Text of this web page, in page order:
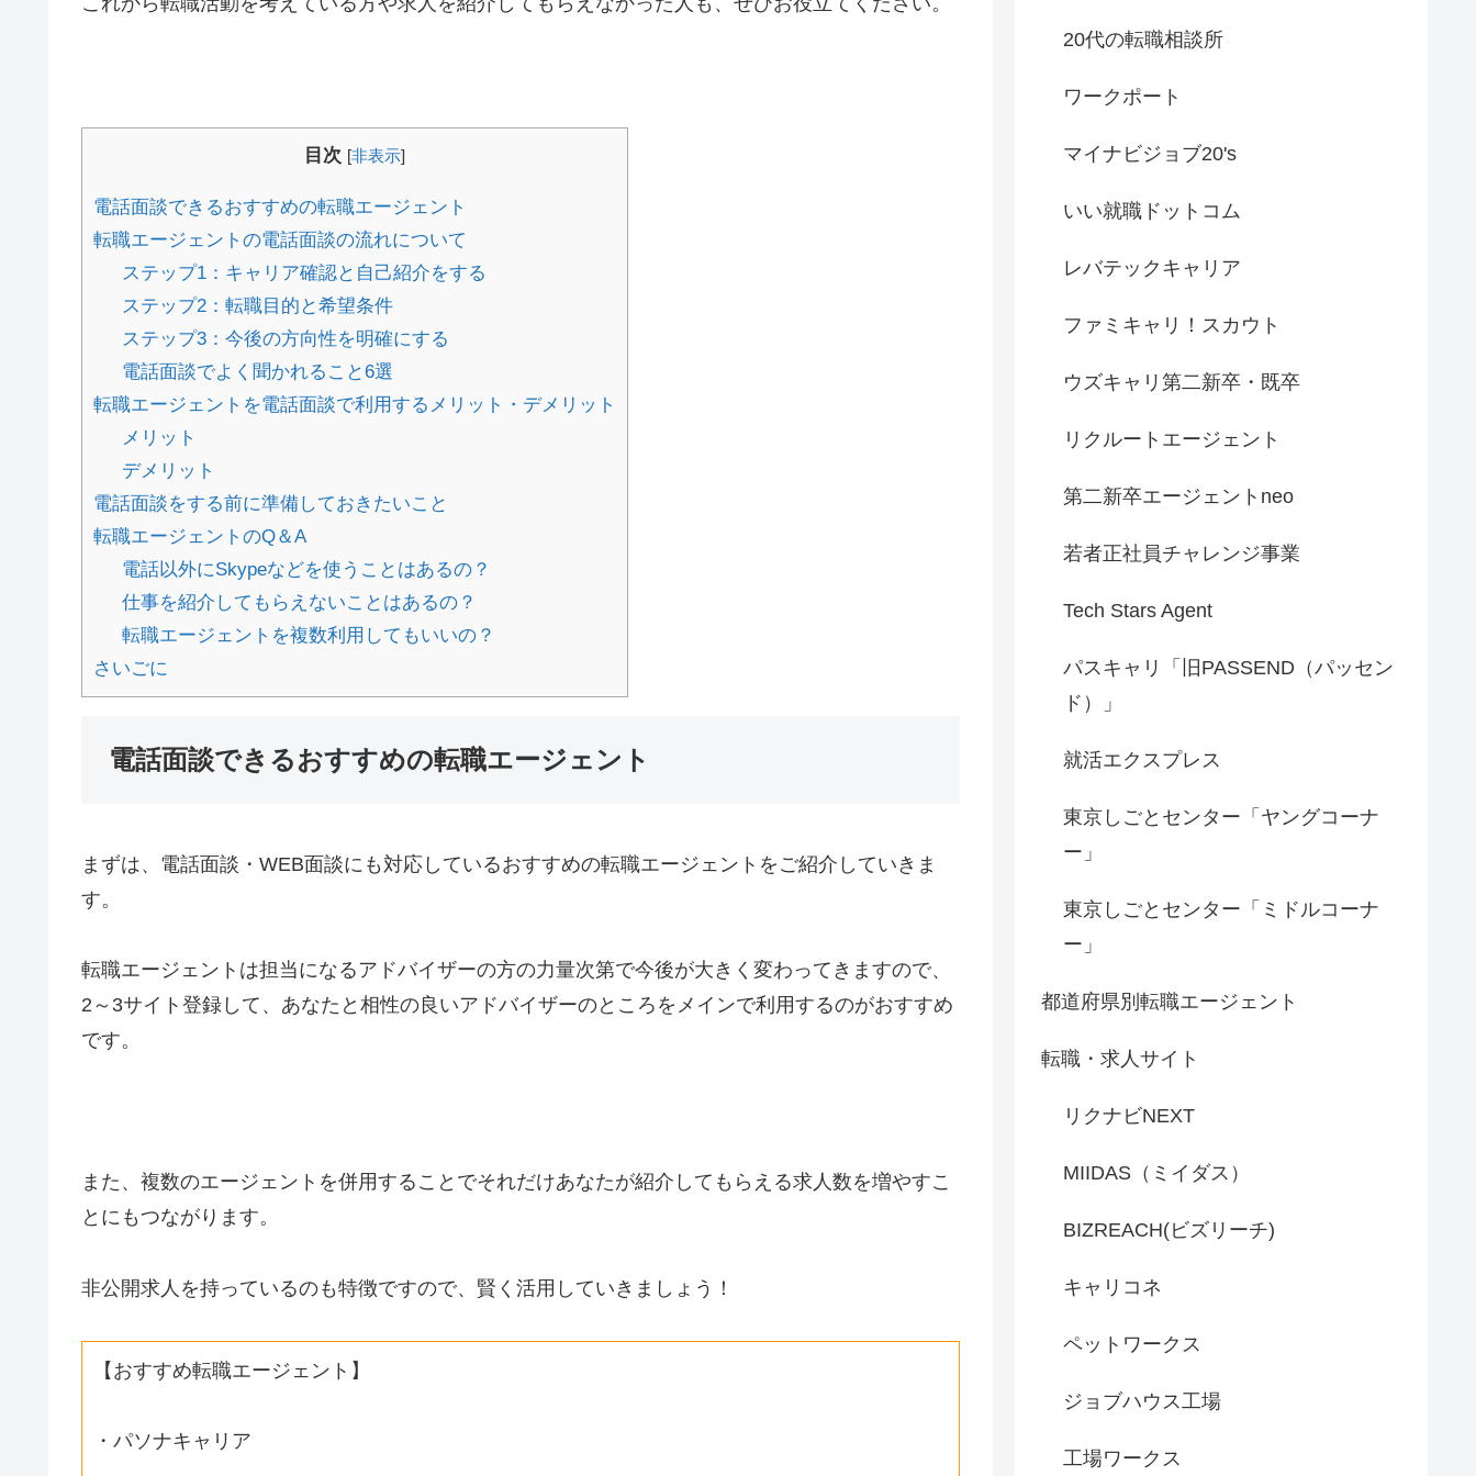
目次 [非表示]
電話面談できるおすすめの転職エージェント
転職エージェントの電話面談の流れについて
ステップ1：キャリア確認と自己紹介をする
ステップ2：転職目的と希望条件
ステップ3：今後の方向性を明確にする
電話面談でよく聞かれること6選
転職エージェントを電話面談で利用するメリット・デメリット
メリット
デメリット
電話面談をする前に準備しておきたいこと
転職エージェントのQ＆A
電話以外にSkypeなどを使うことはあるの？
仕事を紹介してもらえないことはあるの？
転職エージェントを複数利用してもいいの？
さいごに
電話面談できるおすすめの転職エージェント
まずは、電話面談・WEB面談にも対応しているおすすめの転職エージェントをご紹介していきま
す。
転職エージェントは担当になるアドバイザーの方の力量次第で今後が大きく変わってきますので、
2～3サイト登録して、あなたと相性の良いアドバイザーのところをメインで利用するのがおすすめ
です。
また、複数のエージェントを併用することでそれだけあなたが紹介してもらえる求人数を増やすこ
とにもつながります。
非公開求人を持っているのも特徴ですので、賢く活用していきましょう！
【おすすめ転職エージェント】
・パソナキャリア
20代の転職相談所
ワークポート
マイナビジョブ20's
いい就職ドットコム
レバテックキャリア
ファミキャリ！スカウト
ウズキャリ第二新卒・既卒
リクルートエージェント
第二新卒エージェントneo
若者正社員チャレンジ事業
Tech Stars Agent
パスキャリ「旧PASSEND（パッセン
ド）」
就活エクスプレス
東京しごとセンター「ヤングコーナ
ー」
東京しごとセンター「ミドルコーナ
ー」
都道府県別転職エージェント
転職・求人サイト
リクナビNEXT
MIIDAS（ミイダス）
BIZREACH(ビズリーチ)
キャリコネ
ペットワークス
ジョブハウス工場
工場ワークス